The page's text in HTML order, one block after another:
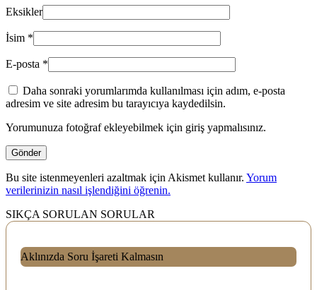
Eksikler
İsim *
E-posta *
Daha sonraki yorumlarımda kullanılması için adım, e-posta
adresim ve site adresim bu tarayıcıya kaydedilsin.
Yorumunuza fotoğraf ekleyebilmek için giriş yapmalısınız.
Bu site istenmeyenleri azaltmak için Akismet kullanır. Yorum
verilerinizin nasıl işlendiğini öğrenin.
SIKÇA SORULAN SORULAR
Aklınızda Soru İşareti Kalmasın